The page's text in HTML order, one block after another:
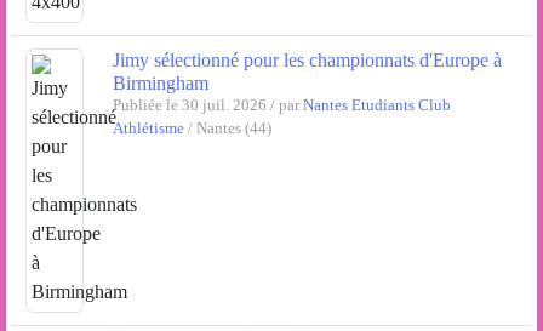
Jimy sélectionné pour les championnats d'Europe à
Birmingham
Publiée le 30 juil. 2026 / par Nantes Etudiants Club
Athlétisme/ Nantes (44)